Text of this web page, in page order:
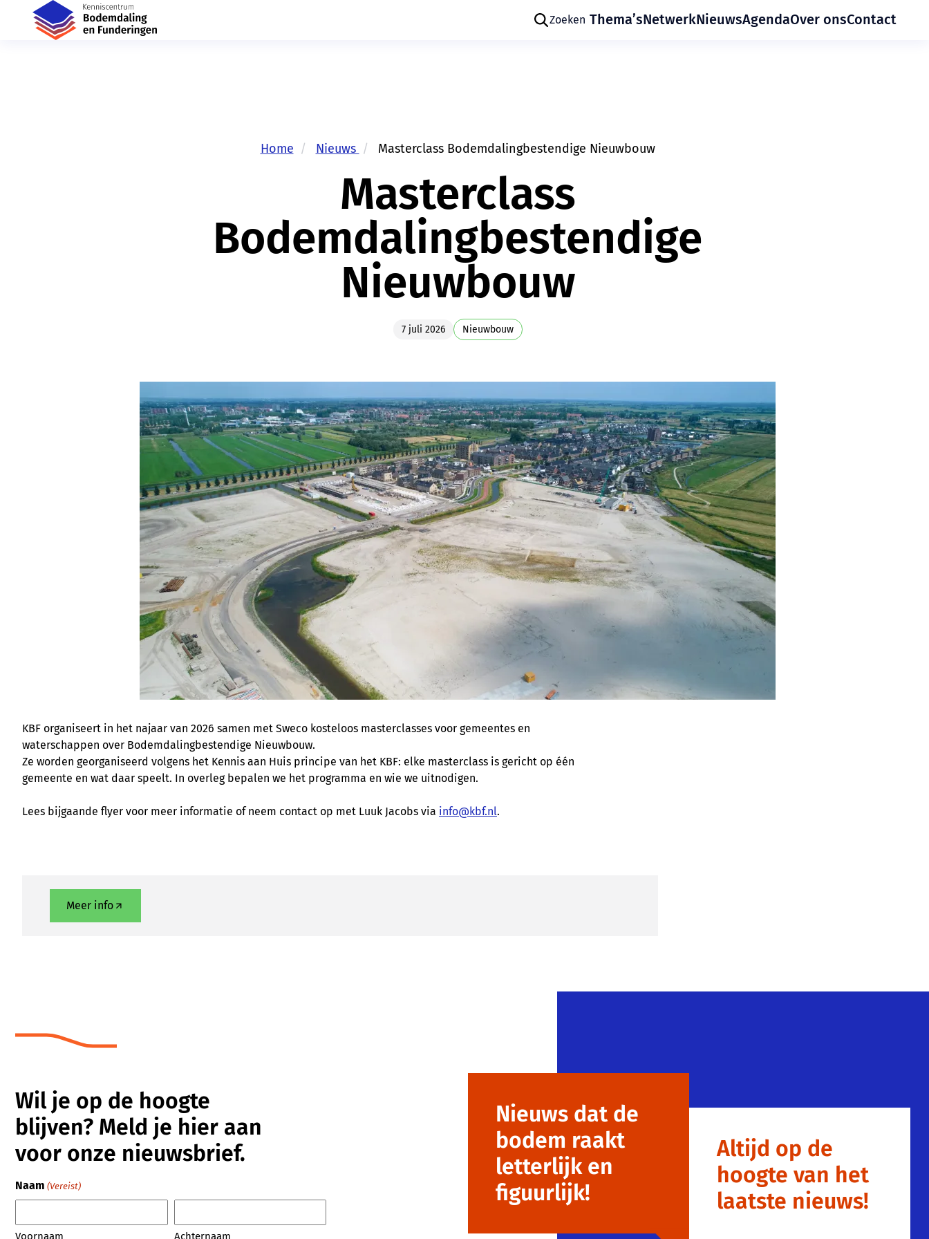
Skip navigatie
Zoeken Thema’sNetwerkNieuwsAgendaOver onsContact
Home Nieuws Masterclass Bodemdalingbestendige Nieuwbouw
Masterclass
Bodemdalingbestendige
Nieuwbouw
7 juli 2026 Nieuwbouw
KBF organiseert in het najaar van 2026 samen met Sweco kosteloos masterclasses voor gemeentes en
waterschappen over Bodemdalingbestendige Nieuwbouw.
Ze worden georganiseerd volgens het Kennis aan Huis principe van het KBF: elke masterclass is gericht op één
gemeente en wat daar speelt. In overleg bepalen we het programma en wie we uitnodigen.
Lees bijgaande flyer voor meer informatie of neem contact op met Luuk Jacobs via info@kbf.nl.
Meer info
Wil je op de hoogte
blijven? Meld je hier aan
voor onze nieuwsbrief.
Naam (Vereist)
Voornaam Achternaam
Nieuws dat de
bodem raakt
letterlijk en
figuurlijk!
Altijd op de
hoogte van het
laatste nieuws!